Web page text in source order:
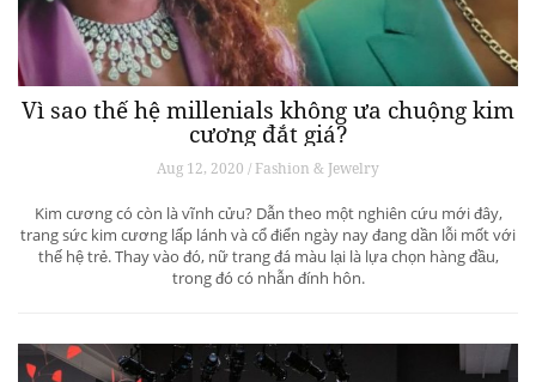
Vì sao thế hệ millenials không ưa chuộng kim
cương đắt giá?
Aug 12, 2020 / Fashion & Jewelry
Kim cương có còn là vĩnh cửu? Dẫn theo một nghiên cứu mới đây,
trang sức kim cương lấp lánh và cổ điển ngày nay đang dần lỗi mốt với
thế hệ trẻ. Thay vào đó, nữ trang đá màu lại là lựa chọn hàng đầu,
trong đó có nhẫn đính hôn.